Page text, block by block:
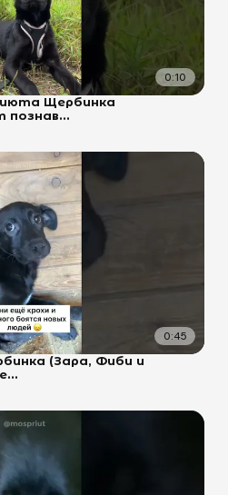
0:10
Щербинка
познав...
0:45
(Зара, Фиби и